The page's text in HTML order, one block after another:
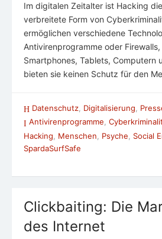
Im digitalen Zeitalter ist Hacking
verbreitete Form von
ermöglichen verschiedene
Antivirenprogramme oder
Smartphones, Tablets, Computern
bieten sie keinen Schutz für den
Datenschutz Digitalisierung
Antivirenprogramme,
Hacking
Menschen Psyche Social
SpardaSurfSafe
Clickbaiting: Die
des Internet